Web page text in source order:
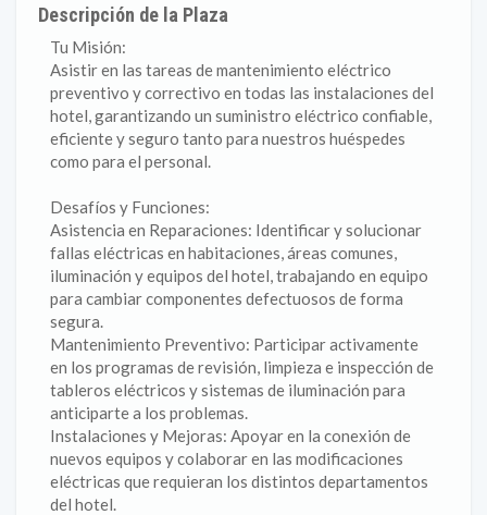
Descripción de la Plaza
Tu Misión:
Asistir en las tareas de mantenimiento eléctrico
preventivo y correctivo en todas las instalaciones del
hotel, garantizando un suministro eléctrico confiable,
eficiente y seguro tanto para nuestros huéspedes
como para el personal.
Desafíos y Funciones:
Asistencia en Reparaciones: Identificar y solucionar
fallas eléctricas en habitaciones, áreas comunes,
iluminación y equipos del hotel, trabajando en equipo
para cambiar componentes defectuosos de forma
segura.
Mantenimiento Preventivo: Participar activamente
en los programas de revisión, limpieza e inspección de
tableros eléctricos y sistemas de iluminación para
anticiparte a los problemas.
Instalaciones y Mejoras: Apoyar en la conexión de
nuevos equipos y colaborar en las modificaciones
eléctricas que requieran los distintos departamentos
del hotel.